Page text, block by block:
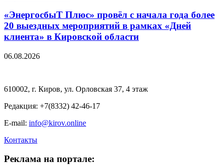
«ЭнергосбыТ Плюс» провёл с начала года более
20 выездных мероприятий в рамках «Дней
клиента» в Кировской области
06.08.2026
610002, г. Киров, ул. Орловская 37, 4 этаж
Редакция: +7(8332) 42-46-17
E-mail: info@kirov.online
Контакты
Реклама на портале: